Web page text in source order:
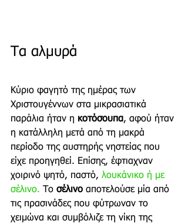
Τα αλμυρά
Κύριο φαγητό της ημέρας των
Χριστουγέννων στα μικρασιατικά
παράλια ήταν η κοτόσουπα, αφού ήταν
η κατάλληλη μετά από τη μακρά
περίοδο της αυστηρής νηστείας που
είχε προηγηθεί. Επίσης, έφτιαχναν
χοιρινό ψητό, παστό, λουκάνικο ή με
σέλινο. Το σέλινο αποτελούσε μία από
τις πρασινάδες που φύτρωναν το
χειμώνα και συμβόλιζε τη νίκη της